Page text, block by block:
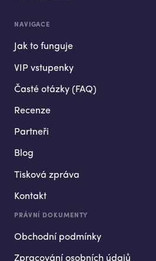
NAVIGACE
Jak to funguje
VIP vstupenky
Časté otázky (FAQ)
Recenze
Partneři
Blog
Tisková zpráva
Kontakt
PRÁVNÍ DOKUMENTY
Obchodní podmínky
Zpracování osobních údajů